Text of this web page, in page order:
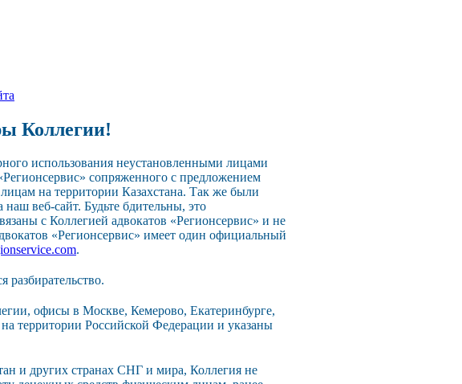
Коллегии!
использования неустановленными лицами
сопряженного с предложением
на территории Казахстана. Так же были
веб-сайт. Будьте бдительны, это
с Коллегией адвокатов «Регионсервис» и не
«Регионсервис» имеет один официальный
.
офисы в Москве, Кемерово, Екатеринбурге,
территории Российской Федерации и указаны
и других странах СНГ и мира, Коллегия не